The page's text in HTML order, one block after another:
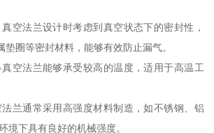
空法兰设计时考虑到真空状态下的密封性，
垫圈等密封材料，能够有效防止漏气。
空法兰能够承受较高的温度，适用于高温工
兰通常采用高强度材料制造，如不锈钢、铝
境下具有良好的机械强度。